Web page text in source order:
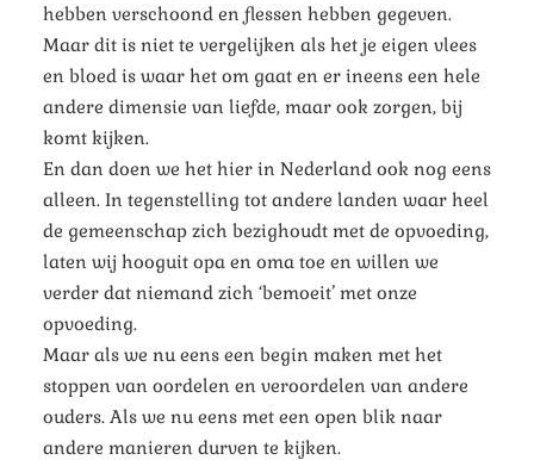
hebben verschoond en flessen hebben gegeven.
Maar dit is niet te vergelijken als het je eigen vlees
en bloed is waar het om gaat en er ineens een hele
andere dimensie van liefde, maar ook zorgen, bij
komt kijken.
En dan doen we het hier in Nederland ook nog eens
alleen. In tegenstelling tot andere landen waar heel
de gemeenschap zich bezighoudt met de opvoeding,
laten wij hooguit opa en oma toe en willen we
verder dat niemand zich ‘bemoeit’ met onze
opvoeding.
Maar als we nu eens een begin maken met het
stoppen van oordelen en veroordelen van andere
ouders. Als we nu eens met een open blik naar
andere manieren durven te kijken.